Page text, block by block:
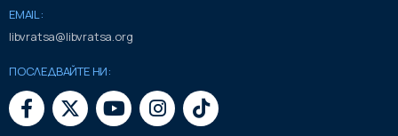
EMAIL:
libvratsa@libvratsa.org
ПОСЛЕДВАЙТЕ НИ: